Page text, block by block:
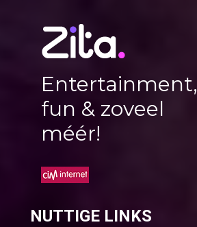
Entertainment,
fun & zoveel
méér!
NUTTIGE LINKS